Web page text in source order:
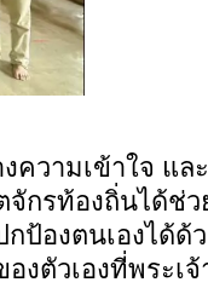
ความเข้าใจ แ
กรท้องถิ่นได้ช่ว
ป้องตนเองได้ด้
ตัวเองที่พระเ